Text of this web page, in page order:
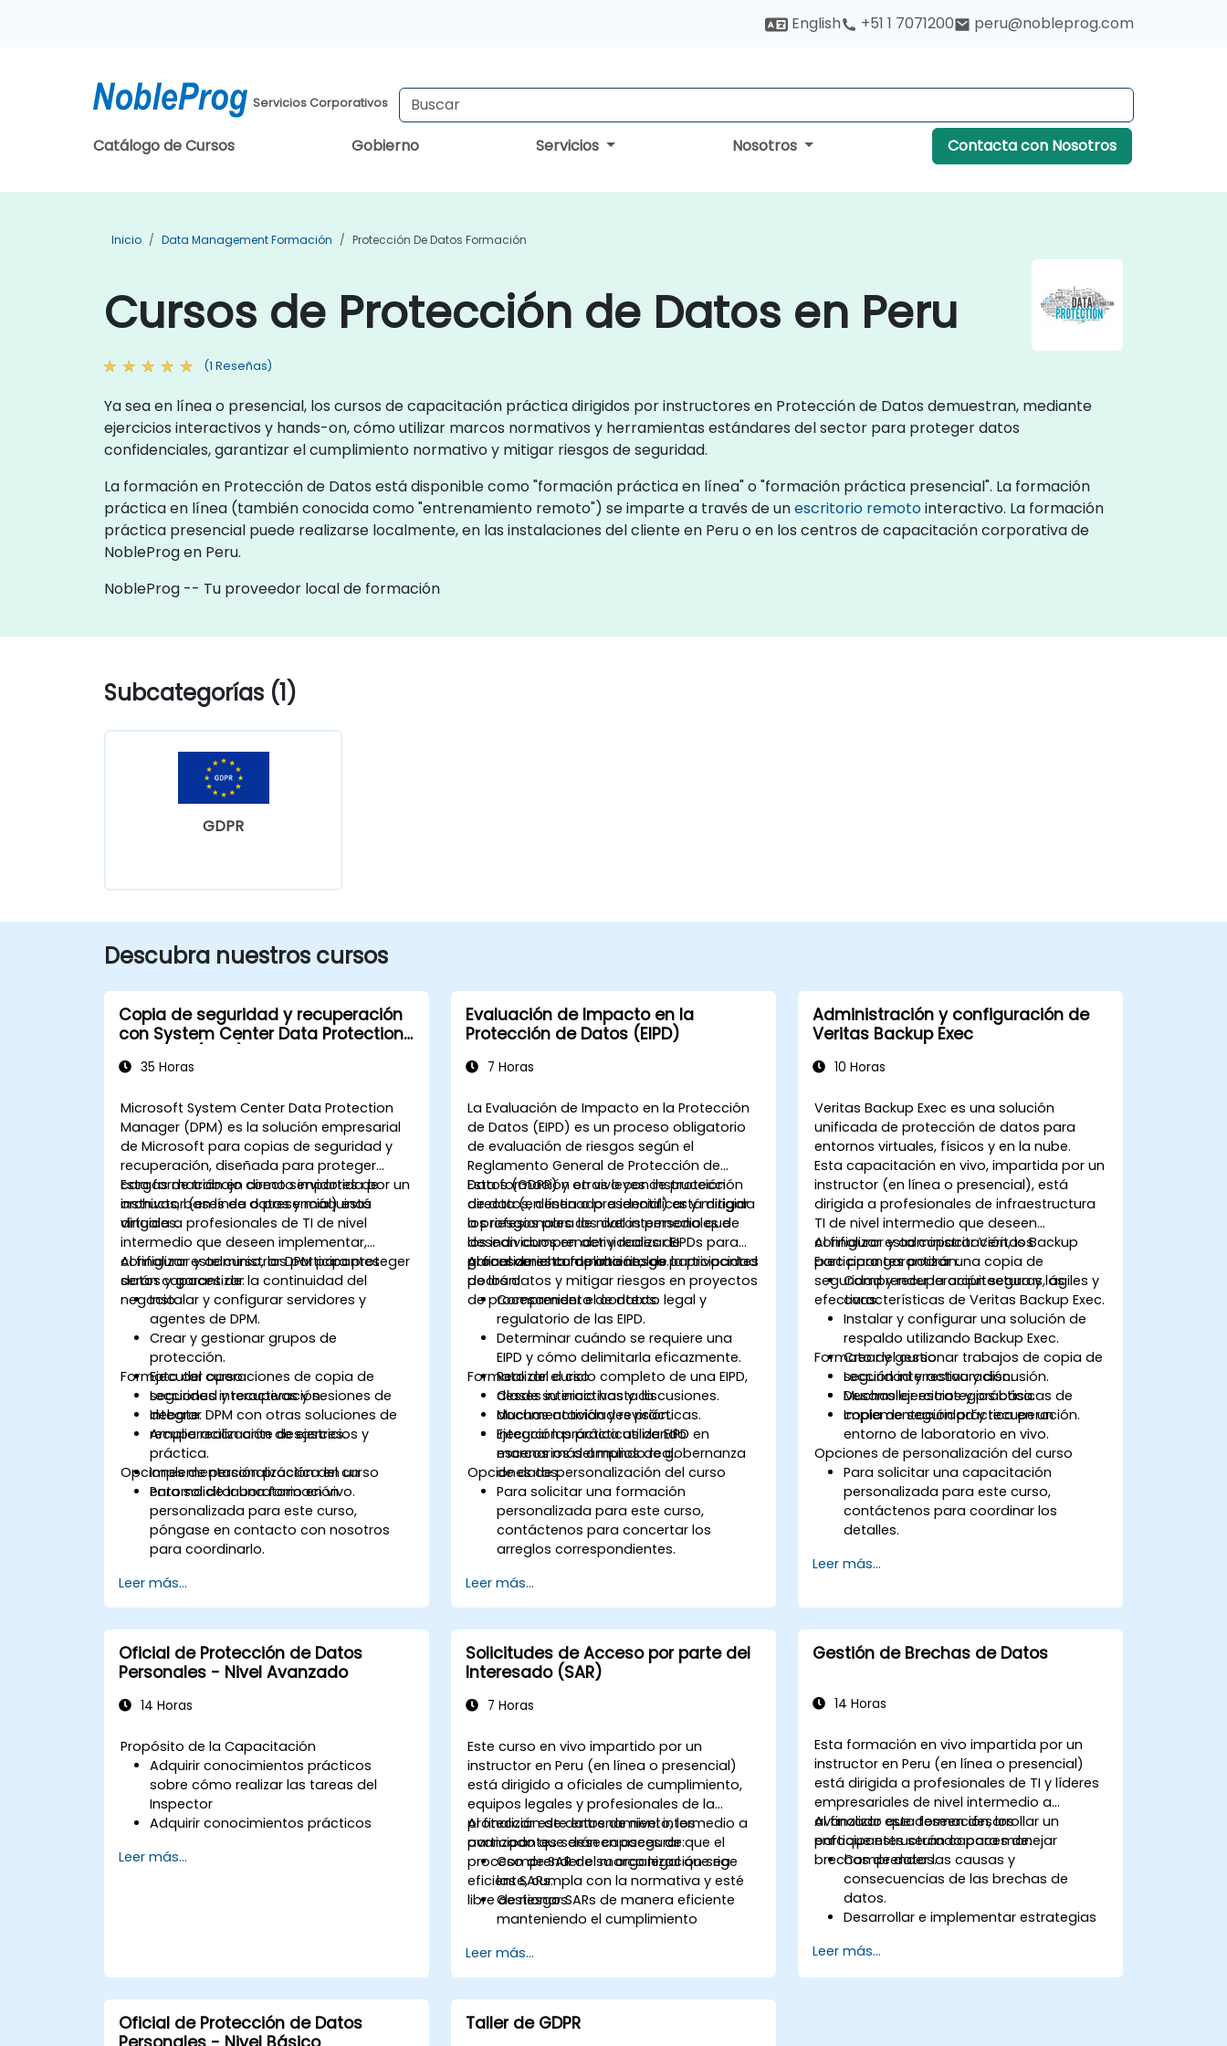
English +51 1 7071200 peru@nobleprog.com
Servicios Corporativos
Catálogo de Cursos Gobierno Servicios Nosotros Contacta con Nosotros
Inicio Data Management Formación Protección De Datos Formación
Cursos de Protección de Datos en Peru
(1 Reseñas)
Ya sea en línea o presencial, los cursos de capacitación práctica dirigidos por instructores en Protección de Datos demuestran, mediante
ejercicios interactivos y hands-on, cómo utilizar marcos normativos y herramientas estándares del sector para proteger datos
confidenciales, garantizar el cumplimiento normativo y mitigar riesgos de seguridad.
La formación en Protección de Datos está disponible como "formación práctica en línea" o "formación práctica presencial". La formación
práctica en línea (también conocida como "entrenamiento remoto") se imparte a través de unescritorio remotointeractivo. La formación
práctica presencial puede realizarse localmente, en las instalaciones del cliente en Peru o en los centros de capacitación corporativa de
NobleProg en Peru.
NobleProg -- Tu proveedor local de formación
Subcategorías (1)
GDPR
Descubra nuestros cursos
Copia de seguridad y recuperación
con System Center Data Protection
35 Horas
Microsoft System Center Data Protection
Manager (DPM) es la solución empresarial
de Microsoft para copias de seguridad y
recuperación, diseñada para proteger
cargas de trabajo como servidores de
archivos, bases de datos y máquinas
virtuales.
Esta formación en directo impartida por un
instructor (en línea o presencial) está
dirigida a profesionales de TI de nivel
intermedio que deseen implementar,
configurar y administrar DPM para proteger
datos y garantizar la continuidad del
negocio.
Al finalizar este curso, los participantes
serán capaces de:
Instalar y configurar servidores y
agentes de DPM.
Crear y gestionar grupos de
protección.
Ejecutar operaciones de copia de
seguridad y recuperación.
Integrar DPM con otras soluciones de
recuperación ante desastres.
Formato del curso
Lecciones interactivas y sesiones de
debate.
Amplia realización de ejercicios y
práctica.
Implementación práctica en un
entorno de laboratorio en vivo.
Opciones de personalización del curso
Para solicitar una formación
personalizada para este curso,
póngase en contacto con nosotros
para coordinarlo.
Leer más...
Evaluación de Impacto en la
Protección de Datos (EIPD)
7 Horas
La Evaluación de Impacto en la Protección
de Datos (EIPD) es un proceso obligatorio
de evaluación de riesgos según el
Reglamento General de Protección de
Datos (GDPR) y otras leyes de protección
de datos, destinado a identificar y mitigar
los riesgos para los datos personales de
los individuos en actividades de
procesamiento de alto riesgo.
Esta formación en vivo con instrucción
directa (en línea o presencial) está dirigida
a profesionales de nivel intermedio que
desean comprender y realizar EIPDs para
garantizar el cumplimiento de la privacidad
de los datos y mitigar riesgos en proyectos
de procesamiento de datos.
Al final de esta formación, los participantes
podrán:
Comprender el contexto legal y
regulatorio de las EIPD.
Determinar cuándo se requiere una
EIPD y cómo delimitarla eficazmente.
Realizar el ciclo completo de una EIPD,
desde su inicio hasta la
documentación y revisión.
Integrar las prácticas de EIPD en
marcos más amplios de gobernanza
de datos.
Formato del curso
Clases interactivas y discusiones.
Muchas actividades prácticas.
Ejecución práctica utilizando
escenarios del mundo real.
Opciones de personalización del curso
Para solicitar una formación
personalizada para este curso,
contáctenos para concertar los
arreglos correspondientes.
Leer más...
Administración y configuración de
Veritas Backup Exec
10 Horas
Veritas Backup Exec es una solución
unificada de protección de datos para
entornos virtuales, físicos y en la nube.
Esta capacitación en vivo, impartida por un
instructor (en línea o presencial), está
dirigida a profesionales de infraestructura
TI de nivel intermedio que deseen
configurar y administrar Veritas Backup
Exec para garantizar una copia de
seguridad y recuperación seguras, ágiles y
efectivas.
Al finalizar esta capacitación, los
participantes podrán:
Comprender la arquitectura y las
características de Veritas Backup Exec.
Instalar y configurar una solución de
respaldo utilizando Backup Exec.
Crear y gestionar trabajos de copia de
seguridad y restauración.
Desarrollar estrategias básicas de
copia de seguridad y recuperación.
Formato del curso
Lección interactiva y discusión.
Muchas ejercicios y práctica.
Implementación práctica en un
entorno de laboratorio en vivo.
Opciones de personalización del curso
Para solicitar una capacitación
personalizada para este curso,
contáctenos para coordinar los
detalles.
Leer más...
Oficial de Protección de Datos
Personales - Nivel Avanzado
14 Horas
Propósito de la Capacitación
Adquirir conocimientos prácticos
sobre cómo realizar las tareas del
Inspector
Adquirir conocimientos prácticos
riesgos
Leer más...
Solicitudes de Acceso por parte del
Interesado (SAR)
7 Horas
Este curso en vivo impartido por un
instructor en Peru (en línea o presencial)
está dirigido a oficiales de cumplimiento,
equipos legales y profesionales de la
protección de datos de nivel intermedio a
avanzado que deseen asegurar que el
proceso de SAR de su organización sea
eficiente, cumpla con la normativa y esté
libre de riesgos.
Al finalizar este entrenamiento, los
participantes serán capaces de:
Comprender el marco legal que rige
las SARs.
Gestionar SARs de manera eficiente
manteniendo el cumplimiento
Identificar excepciones y limitaciones
bajo las leyes de protección de datos.
Manejar escenarios complejos de SAR,
incluidos datos de terceros.
Implementar mejores prácticas para la
Leer más...
Gestión de Brechas de Datos
14 Horas
Esta formación en vivo impartida por un
instructor en Peru (en línea o presencial)
está dirigida a profesionales de TI y líderes
empresariales de nivel intermedio a
avanzado que deseen desarrollar un
enfoque estructurado para manejar
brechas de datos.
Al finalizar esta formación, los
participantes serán capaces de:
Comprender las causas y
consecuencias de las brechas de
datos.
Desarrollar e implementar estrategias
Establecer un plan de respuesta a
incidentes para contener y mitigar
Leer más...
Oficial de Protección de Datos
Taller de GDPR